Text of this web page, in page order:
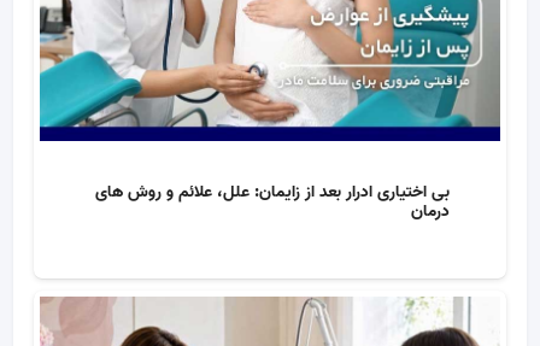
بی‌ اختیاری ادرار بعد از زایمان: علل، علائم و روش‌ های
درمان